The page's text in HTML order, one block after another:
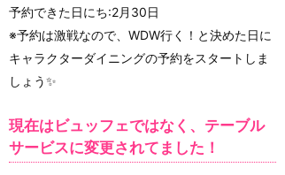
予約できた日にち:2月30日
※予約は激戦なので、WDW行く！と決めた日に
キャラクターダイニングの予約をスタートしま
しょう✨
現在はビュッフェではなく、テーブル
サービスに変更されてました！